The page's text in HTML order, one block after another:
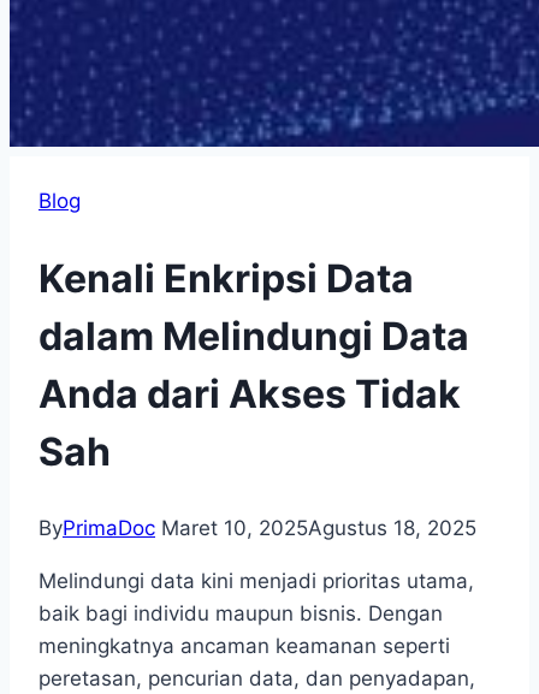
Blog
Kenali Enkripsi Data
dalam Melindungi Data
Anda dari Akses Tidak
Sah
ByPrimaDoc Maret 10, 2025Agustus 18, 2025
Melindungi data kini menjadi prioritas utama,
baik bagi individu maupun bisnis. Dengan
meningkatnya ancaman keamanan seperti
peretasan, pencurian data, dan penyadapan,